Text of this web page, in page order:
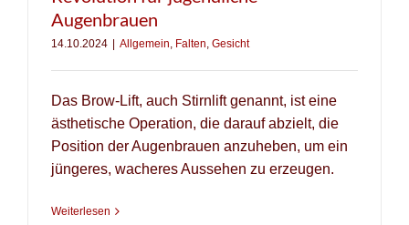
Augenbrauen
14.10.2024 Allgemein, Falten, Gesicht
Das Brow-Lift, auch Stirnlift genannt, ist eine
ästhetische Operation, die darauf abzielt, die
Position der Augenbrauen anzuheben, um ein
jüngeres, wacheres Aussehen zu erzeugen.
Weiterlesen